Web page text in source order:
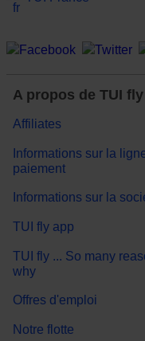
A propos de TUI fly
Affiliates
Informations sur la
paiement
Informations sur la
TUI fly app
TUI fly ... So many
why
Offres d'emploi
Notre flotte